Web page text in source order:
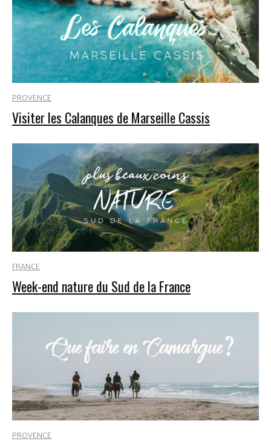
PROVENCE
Visiter les Calanques de Marseille Cassis
FRANCE
Week-end nature du Sud de la France
PROVENCE